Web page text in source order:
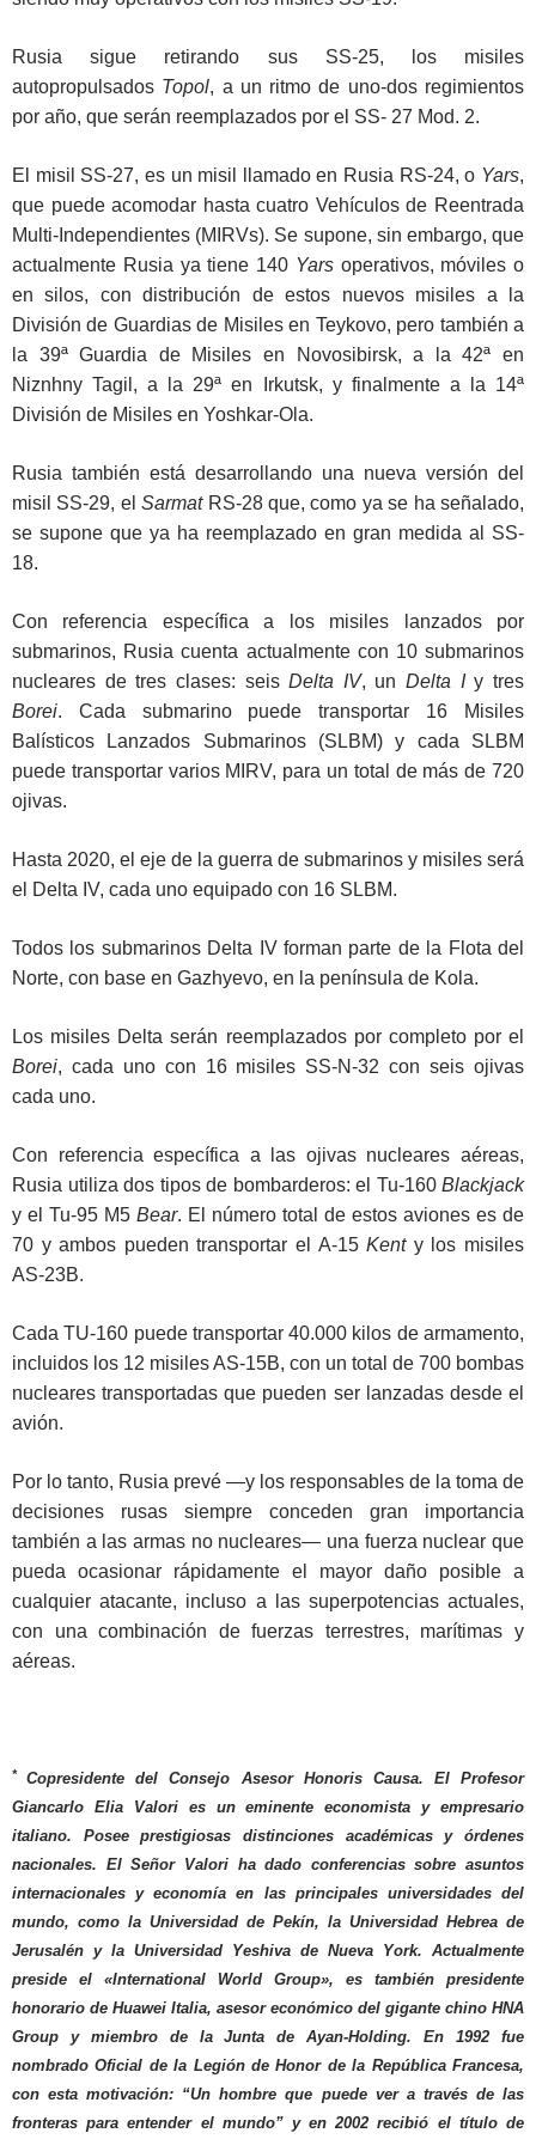
Rusia sigue retirando sus SS-25, los misiles
autopropulsados Topol, a un ritmo de uno-dos regimientos
por año, que serán reemplazados por el SS- 27 Mod. 2.
El misil SS-27, es un misil llamado en Rusia RS-24, o Yars,
que puede acomodar hasta cuatro Vehículos de Reentrada
Multi-Independientes (MIRVs). Se supone, sin embargo, que
actualmente Rusia ya tiene 140 Yarsoperativos, móviles o
en silos, con distribución de estos nuevos misiles a la
División de Guardias de Misiles en Teykovo, pero también a
la 39ª Guardia de Misiles en Novosibirsk, a la 42ª en
Niznhny Tagil, a la 29ª en Irkutsk, y finalmente a la 14ª
División de Misiles en Yoshkar-Ola.
Rusia también está desarrollando una nueva versión del
misil SS-29, elSarmatRS-28 que, como ya se ha señalado,
se supone que ya ha reemplazado en gran medida al SS-
18.
Con referencia específica a los misiles lanzados por
submarinos, Rusia cuenta actualmente con 10 submarinos
nucleares de tres clases: seisDelta IV, unDelta Iy tres
Borei. Cada submarino puede transportar 16 Misiles
Balísticos Lanzados Submarinos (SLBM) y cada SLBM
puede transportar varios MIRV, para un total de más de 720
ojivas.
Hasta 2020, el eje de la guerra de submarinos y misiles será
el Delta IV, cada uno equipado con 16 SLBM.
Todos los submarinos Delta IV forman parte de la Flota del
Norte, con base en Gazhyevo, en la península de Kola.
Los misiles Delta serán reemplazados por completo por el
Borei, cada uno con 16 misiles SS-N-32 con seis ojivas
cada uno.
Con referencia específica a las ojivas nucleares aéreas,
Rusia utiliza dos tipos de bombarderos: el Tu-160 Blackjack
y el Tu-95 M5 Bear. El número total de estos aviones es de
70 y ambos pueden transportar el A-15Kenty los misiles
AS-23B.
Cada TU-160 puede transportar 40.000 kilos de armamento,
incluidos los 12 misiles AS-15B, con un total de 700 bombas
nucleares transportadas que pueden ser lanzadas desde el
avión.
Por lo tanto, Rusia prevé —y los responsables de la toma de
decisiones rusas siempre conceden gran importancia
también a las armas no nucleares— una fuerza nuclear que
pueda ocasionar rápidamente el mayor daño posible a
cualquier atacante, incluso a las superpotencias actuales,
con una combinación de fuerzas terrestres, marítimas y
aéreas.
* Copresidente del Consejo Asesor Honoris Causa. El Profesor
Giancarlo Elia Valori es un eminente economista y empresario
italiano. Posee prestigiosas distinciones académicas y órdenes
nacionales. El Señor Valori ha dado conferencias sobre asuntos
internacionales y economía en las principales universidades del
mundo, como la Universidad de Pekín, la Universidad Hebrea de
Jerusalén y la Universidad Yeshiva de Nueva York. Actualmente
preside el «International World Group», es también presidente
honorario de Huawei Italia, asesor económico del gigante chino HNA
Group y miembro de la Junta de Ayan-Holding. En 1992 fue
nombrado Oficial de la Legión de Honor de la República Francesa,
con esta motivación: “Un hombre que puede ver a través de las
fronteras para entender el mundo” y en 2002 recibió el título de